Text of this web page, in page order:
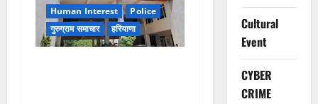
Human Interest
Police
गुरुग्राम समाचार
हरियाणा
Cultural
Event
CYBER
CRIME